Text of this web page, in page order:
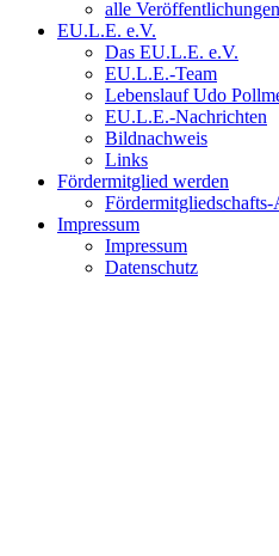
alle Veröffentlichungen
EU.L.E. e.V.
Das EU.L.E. e.V.
EU.L.E.-Team
Lebenslauf Udo
EU.L.E.-Nachrichten
Bildnachweis
Links
Fördermitglied werden
Impressum
Impressum
Datenschutz